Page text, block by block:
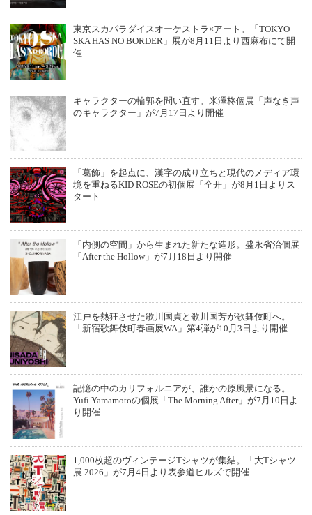
東京スカパラダイスオーケストラ×アート。「TOKYO
SKA HAS NO BORDER」展が8月11日より西麻布にて開
催
キャラクターの輪郭を問い直す。米澤柊個展「声なき声
のキャラクター」が7月17日より開催
「葛飾」を起点に、漢字の成り立ちと現代のメディア環
境を重ねるKID ROSEの初個展「全开」が8月1日よりス
タート
「内側の空間」から生まれた新たな造形。盛永省治個展
「After the Hollow」が7月18日より開催
江戸を熱狂させた歌川国貞と歌川国芳が歌舞伎町へ。
「新宿歌舞伎町春画展WA」第4弾が10月3日より開催
記憶の中のカリフォルニアが、誰かの原風景になる。
Yufi Yamamotoの個展「The Morning After」が7月10日よ
り開催
1,000枚超のヴィンテージTシャツが集結。「大Tシャツ
展 2026」が7月4日より表参道ヒルズで開催